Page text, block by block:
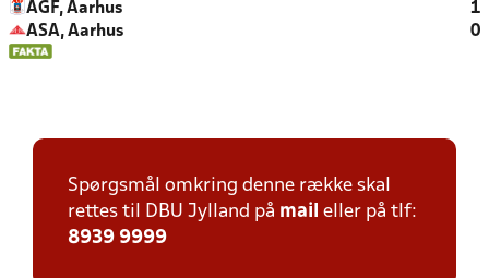
AGF, Aarhus
1
ASA, Aarhus
0
Spørgsmål omkring denne række skal
rettes til DBU Jylland på mail eller på tlf:
8939 9999